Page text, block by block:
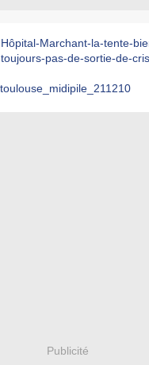
Marchant-la-tente-
pas-de-sortie-de-
Publicité